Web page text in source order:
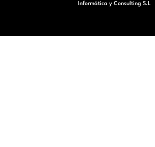
Informática y Consulting S.L